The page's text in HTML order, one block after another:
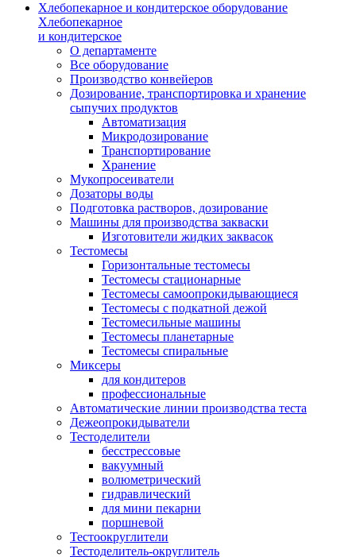
Хлебопекарное и кондитерское оборудование
Хлебопекарное
и кондитерское
О департаменте
Все оборудование
Производство конвейеров
Дозирование, транспортировка и хранение
сыпучих продуктов
Автоматизация
Микродозирование
Транспортирование
Хранение
Мукопросеиватели
Дозаторы воды
Подготовка растворов, дозирование
Машины для производства закваски
Изготовители жидких заквасок
Тестомесы
Горизонтальные тестомесы
Тестомесы стационарные
Тестомесы самоопрокидывающиеся
Тестомесы с подкатной дежой
Тестомесильные машины
Тестомесы планетарные
Тестомесы спиральные
Миксеры
для кондитеров
профессиональные
Автоматические линии производства теста
​Дежеопрокидыватели
Тестоделители
бесстрессовые
вакуумный
волюметрический
гидравлический
для мини пекарни
поршневой
Тестоокруглители
Тестоделитель-округлитель